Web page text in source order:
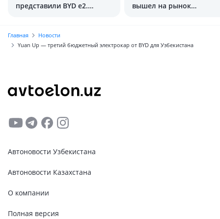
представили BYD e2.
вышел на рынок
Главная
Новости
Yuan Up — третий бюджетный электрокар от BYD для Узбекистана
Автоновости Узбекистана
Автоновости Казахстана
О компании
Полная версия